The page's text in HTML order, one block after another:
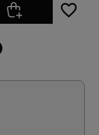
favorite_border